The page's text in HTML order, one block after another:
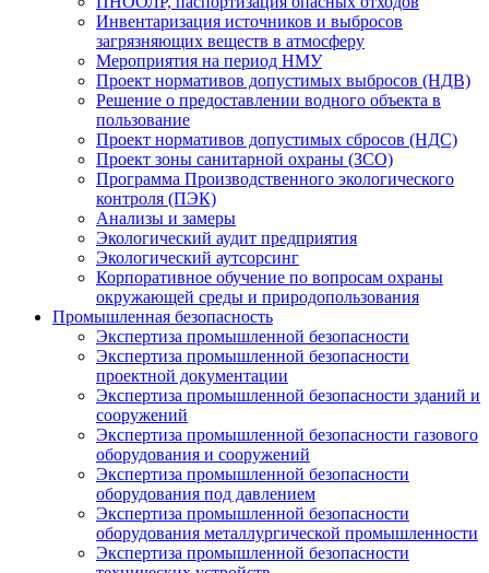
Инвентаризация источников и выбросов
загрязняющих веществ в атмосферу
Мероприятия на период НМУ
Проект нормативов допустимых выбросов (НДВ)
Решение о предоставлении водного объекта в
пользование
Проект нормативов допустимых сбросов (НДС)
Проект зоны санитарной охраны (ЗСО)
Программа Производственного экологического
контроля (ПЭК)
Анализы и замеры
Экологический аудит предприятия
Экологический аутсорсинг
Корпоративное обучение по вопросам охраны
окружающей среды и природопользования
Промышленная безопасность
Экспертиза промышленной безопасности
Экспертиза промышленной безопасности
проектной документации
Экспертиза промышленной безопасности зданий и
сооружений
Экспертиза промышленной безопасности газового
оборудования и сооружений
Экспертиза промышленной безопасности
оборудования под давлением
Экспертиза промышленной безопасности
оборудования металлургической промышленности
Экспертиза промышленной безопасности